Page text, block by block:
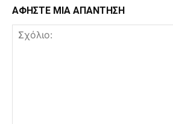
ΑΦΗΣΤΕ ΜΙΑ ΑΠΑΝΤΗΣΗ